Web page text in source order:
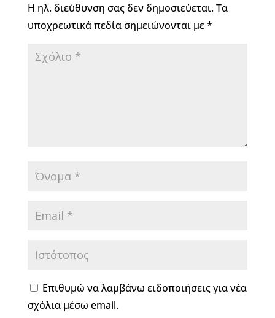
Η ηλ. διεύθυνση σας δεν δημοσιεύεται.Τα
υποχρεωτικά πεδία σημειώνονται με*
Επιθυμώ να λαμβάνω ειδοποιήσεις για νέα
σχόλια μέσω email.